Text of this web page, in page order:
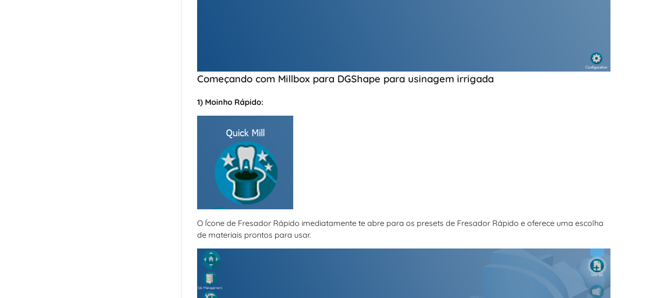
Começando com Millbox para DGShape para usinagem irrigada
1) Moinho Rápido:
O Ícone de Fresador Rápido imediatamente te abre para os presets de Fresador Rápido e oferece uma escolha
de materiais prontos para usar.